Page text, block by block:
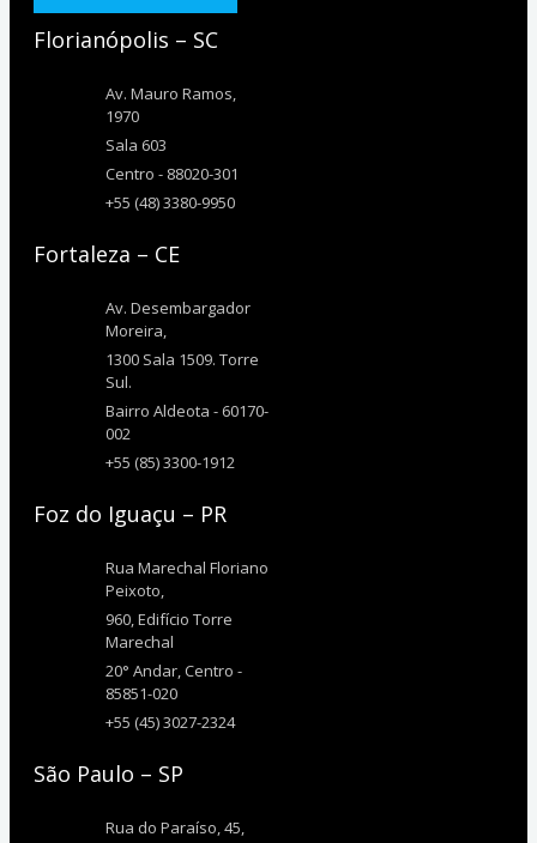
Florianópolis – SC
Av. Mauro Ramos,
1970
Sala 603
Centro - 88020-301
+55 (48) 3380-9950
Fortaleza – CE
Av. Desembargador
Moreira,
1300 Sala 1509. Torre
Sul.
Bairro Aldeota - 60170-
002
+55 (85) 3300-1912
Foz do Iguaçu – PR
Rua Marechal Floriano
Peixoto,
960, Edifício Torre
Marechal
20° Andar, Centro -
85851-020
+55 (45) 3027-2324
São Paulo – SP
Rua do Paraíso, 45,